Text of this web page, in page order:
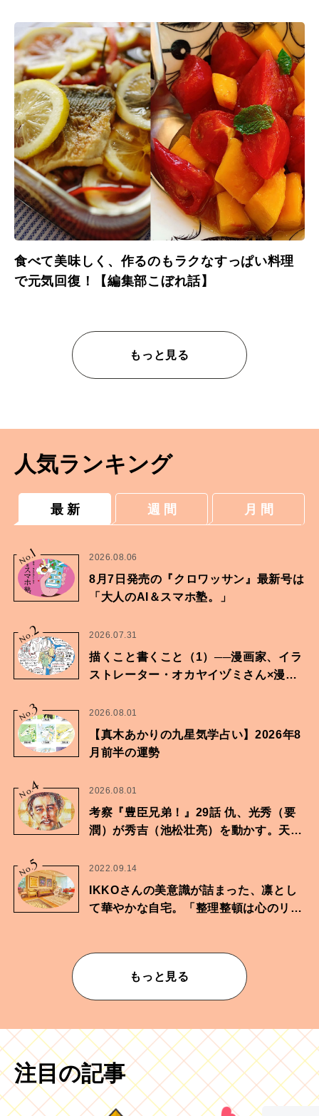
食べて美味しく、作るのもラクなすっぱい料理
で元気回復！【編集部こぼれ話】
もっと見る
人気ランキング
最 新 週 間 月 間
No.
1 2026.08.06
8月7日発売の『クロワッサン』最新号は
「大人のAI＆スマホ塾。」
No.2 2026.07.31
描くこと書くこと（1）──漫画家、イラ
ストレーター・オカヤイヅミさん×漫画
No.
3 2026.08.01
【真木あかりの九星気学占い】2026年8
月前半の運勢
No.
4 2026.08.01
考察『豊臣兄弟！』29話 仇、光秀（要
潤）が秀吉（池松壮亮）を動かす。天下
No.
5 2022.09.14
IKKOさんの美意識が詰まった、凛とし
て華やかな自宅。「整理整頓は心のリズ
もっと見る
注目の記事